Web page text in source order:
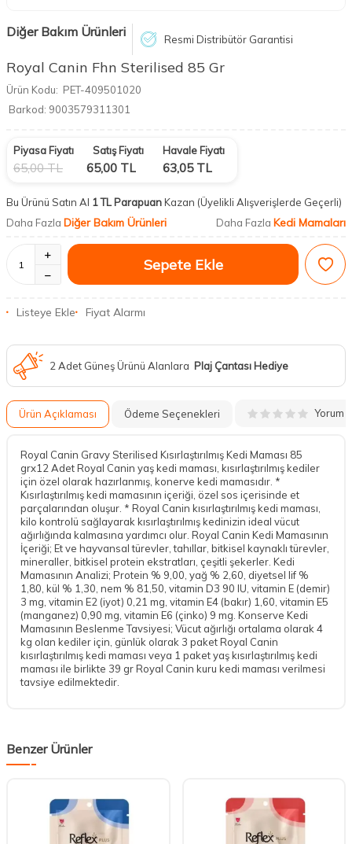
Diğer Bakım Ürünleri Resmi Distribütör Garantisi
Royal Canin Fhn Sterilised 85 Gr
Ürün Kodu: PET-409501020
Barkod: 9003579311301
Piyasa Fiyatı
65,00TL
Satış Fiyatı
65,00 TL
Havale Fiyatı
63,05TL
Bu Ürünü Satın Al 1 TL ParapuanKazan (Üyelikli Alışverişlerde Geçerli)
Daha Fazla Diğer Bakım Ürünleri Daha Fazla Kedi Mamaları
Sepete Ekle
Listeye Ekle Fiyat Alarmı
2 Adet Güneş Ürünü Alanlara Plaj Çantası Hediye
Ürün Açıklaması Ödeme Seçenekleri Yorum
Royal Canin Gravy Sterilised Kısırlaştırılmış Kedi Maması 85
grx12 Adet Royal Canin yaş kedi maması, kısırlaştırılmış kediler
için özel olarak hazırlanmış, konerve kedi mamasıdır. *
Kısırlaştırılmış kedi mamasının içeriği, özel sos içerisinde et
parçalarından oluşur. * Royal Canin kısırlaştırılmış kedi maması,
kilo kontrolü sağlayarak kısırlaştırılmış kedinizin ideal vücut
ağırlığında kalmasına yardımcı olur. Royal Canin Kedi Mamasının
İçeriği; Et ve hayvansal türevler, tahıllar, bitkisel kaynaklı türevler,
mineraller, bitkisel protein ekstratları, çeşitli şekerler. Kedi
Mamasının Analizi; Protein % 9,00, yağ % 2,60, diyetsel lif %
1,80, kül % 1,30, nem % 81,50, vitamin D3 90 IU, vitamin E (demir)
3 mg, vitamin E2 (iyot) 0,21 mg, vitamin E4 (bakır) 1,60, vitamin E5
(manganez) 0,90 mg, vitamin E6 (çinko) 9 mg. Konserve Kedi
Mamasının Beslenme Tavsiyesi; Vücut ağırlığı ortalama olarak 4
kg olan kediler için, günlük olarak 3 paket Royal Canin
kısırlaştırılmış kedi maması veya 1 paket yaş kısırlaştırılmış kedi
maması ile birlikte 39 gr Royal Canin kuru kedi maması verilmesi
tavsiye edilmektedir.
Benzer Ürünler